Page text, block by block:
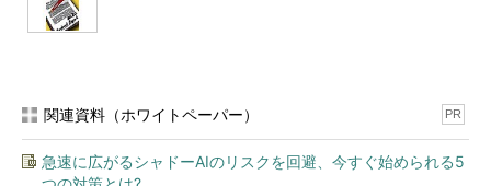
関連資料（ホワイトペーパー） PR
急速に広がるシャドーAIのリスクを回避、今すぐ始められる5